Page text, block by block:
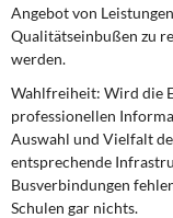
Angebot von
Qualitätseinbußen zu
werden.
Wahlfreiheit: Wird die
professio­nellen
Auswahl und Vielfalt
entsprechende
Busverbindungen
Schulen gar nichts.